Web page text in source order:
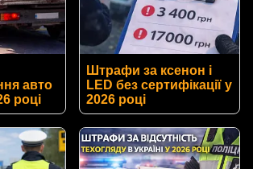
авто
році
Штрафи за ксенон і
LED без сертифікації у
2026 році